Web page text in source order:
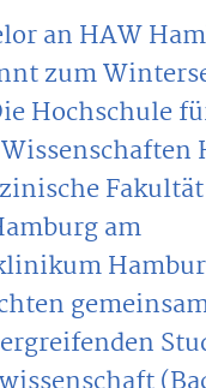
an HAW
zum
Hochschule
am